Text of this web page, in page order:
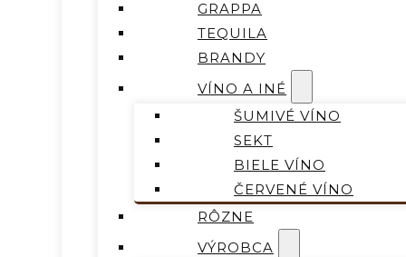
GRAPPA
TEQUILA
BRANDY
VÍNO A INÉ
ŠUMIVÉ VÍNO
SEKT
BIELE VÍNO
ČERVENÉ VÍNO
RÔZNE
VÝROBCA